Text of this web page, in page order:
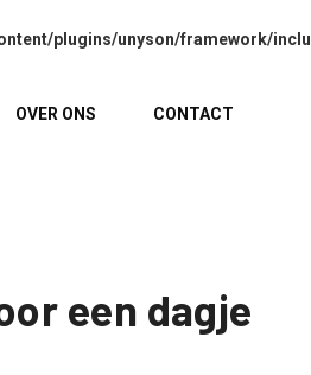
plugins/unyson/framework/
OVER ONS CONTACT
een dagje